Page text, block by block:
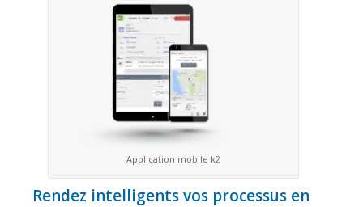
Application mobile k2
Rendez intelligents vos processus en